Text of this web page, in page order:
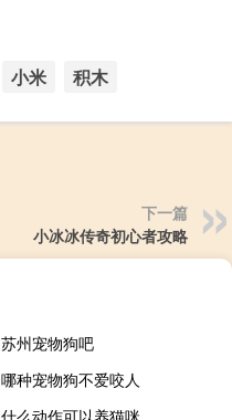
小米 积木
下一篇
小冰冰传奇初心者攻略
苏州宠物狗吧
哪种宠物狗不爱咬人